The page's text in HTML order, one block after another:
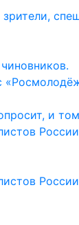
и
России
России